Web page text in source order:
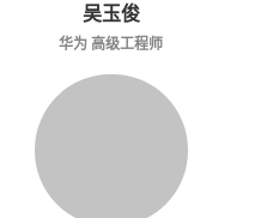
吴玉俊
华为 高级工程师